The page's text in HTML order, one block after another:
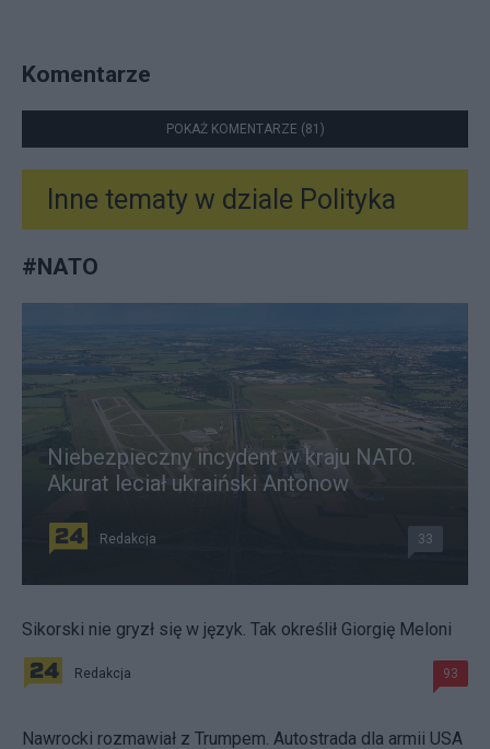
Komentarze
POKAŻ KOMENTARZE (81)
Inne tematy w dziale Polityka
#NATO
Niebezpieczny incydent w kraju NATO.
Akurat leciał ukraiński Antonow
Redakcja 33
Sikorski nie gryzł się w język. Tak określił Giorgię Meloni
Redakcja 93
Nawrocki rozmawiał z Trumpem. Autostrada dla armii USA